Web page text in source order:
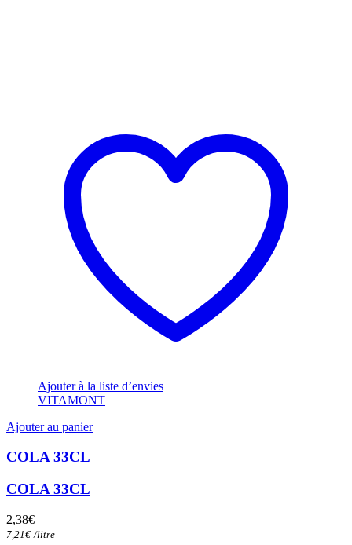
Ajouter à la liste d’envies
VITAMONT
Ajouter au panier
COLA 33CL
COLA 33CL
2,38€
7,21€ /litre